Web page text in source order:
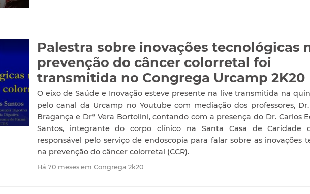
Palestra sobre inovações tecnológicas
prevenção do câncer colorretal foi
transmitida no Congrega Urcamp 2K20
O eixo de Saúde e Inovação esteve presente na live transmitida na
pelo canal da Urcamp no Youtube com mediação dos professores,
Bragança e Drª Vera Bortolini, contando com a presença do Dr. Carlos
Santos, integrante do corpo clínico na Santa Casa de Caridade
responsável pelo serviço de endoscopia para falar sobre as inovações
na prevenção do câncer colorretal (CCR).
Há 70 meses em Congrega 2k20